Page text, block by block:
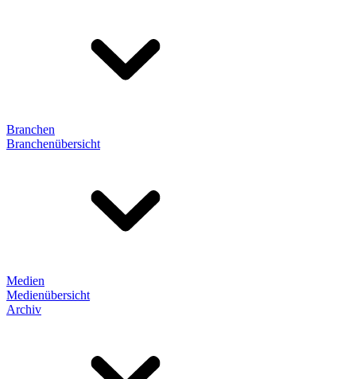
Branchen
Branchenübersicht
Medien
Medienübersicht
Archiv